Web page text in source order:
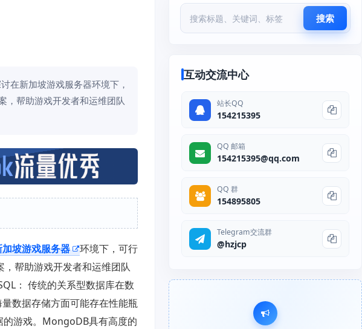
在新加坡游戏服务器环境下，
，帮助游戏开发者和运维团队
加坡游戏服务器
环境下，可行
帮助游戏开发者和运维团队
： 传统的关系型数据库在数
数据存储方面可能存在性能瓶
的游戏。MongoDB具有高度的
搜索
互动交流中心
站长QQ
154215395
QQ 邮箱
154215395@qq.com
QQ 群
154895805
Telegram交流群
@hzjcp